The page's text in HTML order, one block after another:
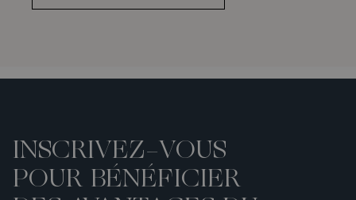
INSCRIVEZ-VOUS
POUR BÉNÉFICIER